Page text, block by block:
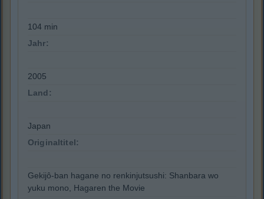
104 min
Jahr:
2005
Land:
Japan
Originaltitel:
Gekijô-ban hagane no renkinjutsushi: Shanbara wo
yuku mono, Hagaren the Movie